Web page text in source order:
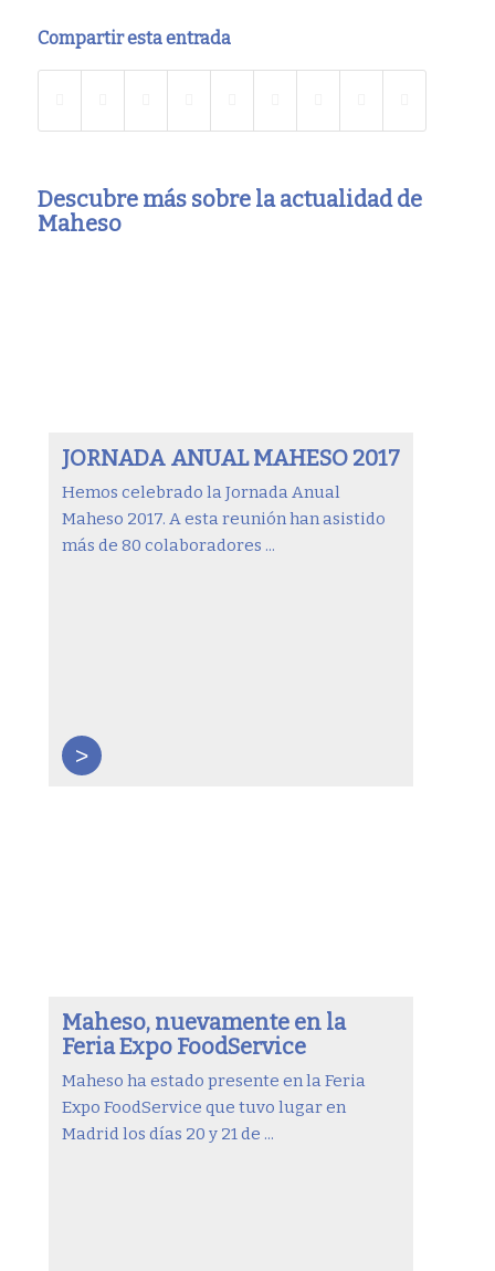
Compartir esta entrada
Descubre más sobre la actualidad de
Maheso
JORNADA ANUAL MAHESO 2017
Hemos celebrado la Jornada Anual
Maheso 2017. A esta reunión han asistido
más de 80 colaboradores ...
>
Maheso, nuevamente en la
Feria Expo FoodService
Maheso ha estado presente en la Feria
Expo FoodService que tuvo lugar en
Madrid los días 20 y 21 de ...